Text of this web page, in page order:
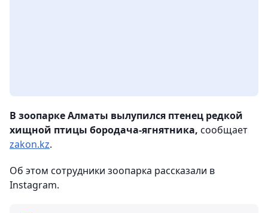
В зоопарке Алматы вылупился птенец редкой
хищной птицы бородача-ягнятника, сообщает
zakon.kz.
Об этом сотрудники зоопарка рассказали в
Instagram.